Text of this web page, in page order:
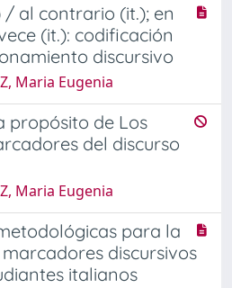
al contrario (it.); en
(it.): codificación
discursivo
Maria Eugenia
propósito de Los
del discurso
Maria Eugenia
para la
discursivos
italianos